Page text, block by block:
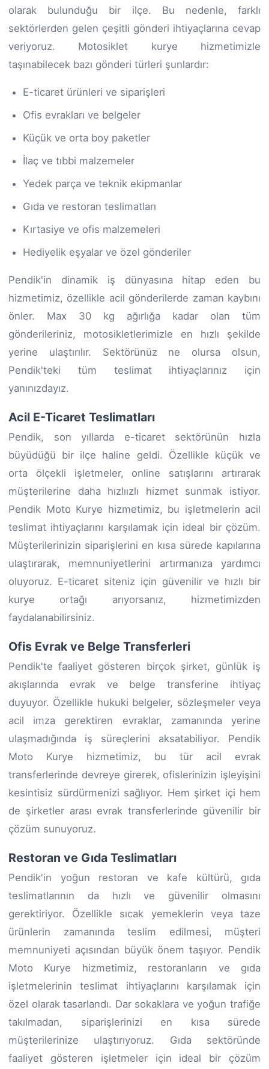
olarak bulunduğu bir ilçe. Bu nedenle, farklı
sektörlerden gelen çeşitli gönderi ihtiyaçlarına cevap
veriyoruz. Motosiklet kurye hizmetimizle
taşınabilecek bazı gönderi türleri şunlardır:
E-ticaret ürünleri ve siparişleri
Ofis evrakları ve belgeler
Küçük ve orta boy paketler
İlaç ve tıbbi malzemeler
Yedek parça ve teknik ekipmanlar
Gıda ve restoran teslimatları
Kırtasiye ve ofis malzemeleri
Hediyelik eşyalar ve özel gönderiler
Pendik'in dinamik iş dünyasına hitap eden bu
hizmetimiz, özellikle acil gönderilerde zaman kaybını
önler. Max 30 kg ağırlığa kadar olan tüm
gönderileriniz, motosikletlerimizle en hızlı şekilde
yerine ulaştırılır. Sektörünüz ne olursa olsun,
Pendik'teki tüm teslimat ihtiyaçlarınız için
yanınızdayız.
Acil E-Ticaret Teslimatları
Pendik, son yıllarda e-ticaret sektörünün hızla
büyüdüğü bir ilçe haline geldi. Özellikle küçük ve
orta ölçekli işletmeler, online satışlarını artırarak
müşterilerine daha hızlıızlı hizmet sunmak istiyor.
Pendik Moto Kurye hizmetimiz, bu işletmelerin acil
teslimat ihtiyaçlarını karşılamak için ideal bir çözüm.
Müşterilerinizin siparişlerini en kısa sürede kapılarına
ulaştırarak, memnuniyetlerini artırmanıza yardımcı
oluyoruz. E-ticaret siteniz için güvenilir ve hızlı bir
kurye ortağı arıyorsanız, hizmetimizden
faydalanabilirsiniz.
Ofis Evrak ve Belge Transferleri
Pendik'te faaliyet gösteren birçok şirket, günlük iş
akışlarında evrak ve belge transferine ihtiyaç
duyuyor. Özellikle hukuki belgeler, sözleşmeler veya
acil imza gerektiren evraklar, zamanında yerine
ulaşmadığında iş süreçlerini aksatabiliyor. Pendik
Moto Kurye hizmetimiz, bu tür acil evrak
transferlerinde devreye girerek, ofislerinizin işleyişini
kesintisiz sürdürmenizi sağlıyor. Hem şirket içi hem
de şirketler arası evrak transferlerinde güvenilir bir
çözüm sunuyoruz.
Restoran ve Gıda Teslimatları
Pendik'in yoğun restoran ve kafe kültürü, gıda
teslimatlarının da hızlı ve güvenilir olmasını
gerektiriyor. Özellikle sıcak yemeklerin veya taze
ürünlerin zamanında teslim edilmesi, müşteri
memnuniyeti açısından büyük önem taşıyor. Pendik
Moto Kurye hizmetimiz, restoranların ve gıda
işletmelerinin teslimat ihtiyaçlarını karşılamak için
özel olarak tasarlandı. Dar sokaklara ve yoğun trafiğe
takılmadan, siparişlerinizi en kısa sürede
müşterilerinize ulaştırıyoruz. Gıda sektöründe
faaliyet gösteren işletmeler için ideal bir çözüm